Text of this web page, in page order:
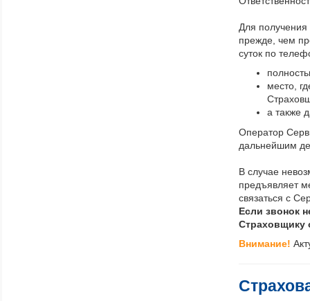
Для получения
прежде, чем
суток по
место,
а также
Оператор
дальнейшим
В случае
предъявляет
связаться с
Если звонок
Страховщику
Внимание!